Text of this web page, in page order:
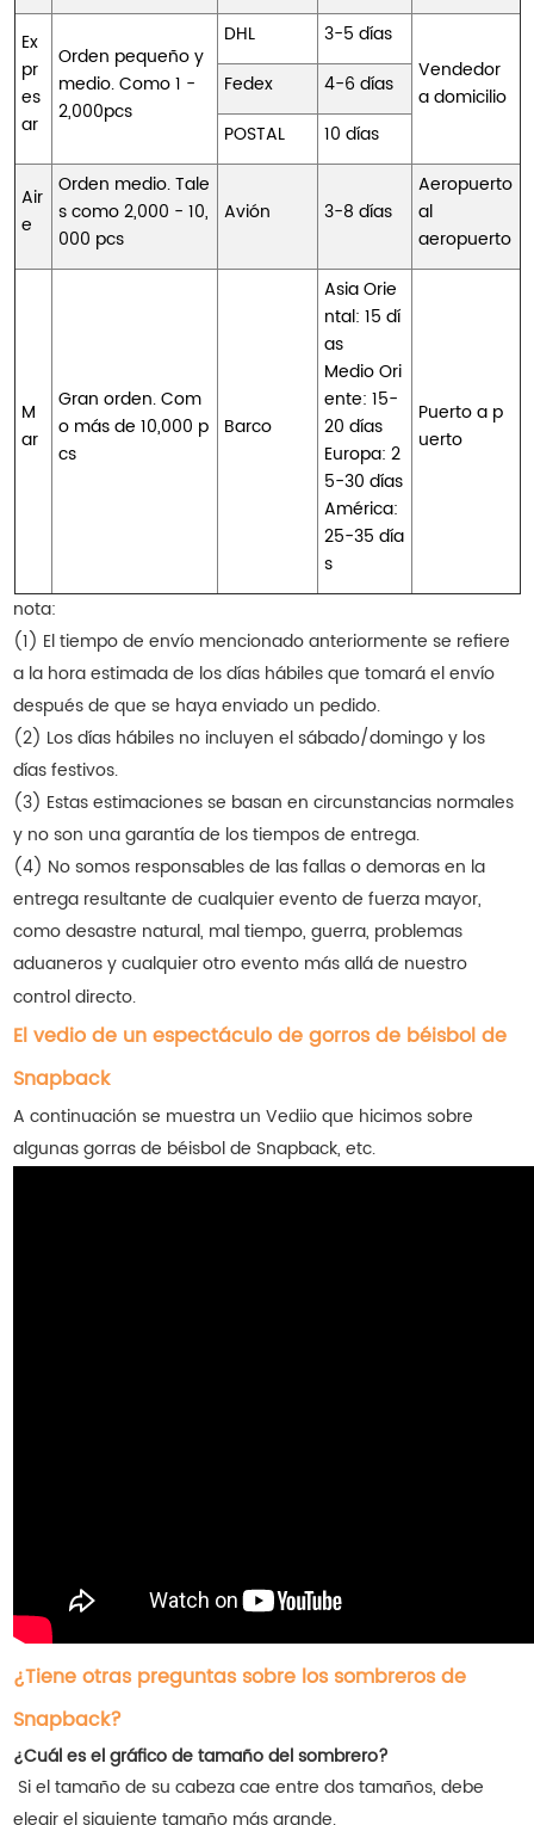
Ex
pr
es
ar
Orden pequeño y
medio. Como 1 -
2,000pcs
DHL
3-5 días
Vendedor
a domicilio
Fedex
4-6 días
POSTAL
10 días
Air
e
Orden medio. Tale
s como 2,000 - 10,
000 pcs
Avión 3-8 días
Aeropuerto
al
aeropuerto
M
ar
Gran orden. Com
o más de 10,000 p
cs
Barco
Asia Orie
ntal: 15 dí
as
Medio Ori
ente: 15-
20 días
Europa: 2
5-30 días
América:
25-35 día
s
Puerto a p
uerto
nota:
(1) El tiempo de envío mencionado anteriormente se refiere
a la hora estimada de los días hábiles que tomará el envío
después de que se haya enviado un pedido.
(2) Los días hábiles no incluyen el sábado/domingo y los
días festivos.
(3) Estas estimaciones se basan en circunstancias normales
y no son una garantía de los tiempos de entrega.
(4) No somos responsables de las fallas o demoras en la
entrega resultante de cualquier evento de fuerza mayor,
como desastre natural, mal tiempo, guerra, problemas
aduaneros y cualquier otro evento más allá de nuestro
control directo.
El vedio de un espectáculo de gorros de béisbol de
Snapback
A continuación se muestra un Vediio que hicimos sobre
algunas gorras de béisbol de Snapback, etc.
¿Tiene otras preguntas sobre los sombreros de
Snapback?
¿Cuál es el gráfico de tamaño del sombrero?
Si el tamaño de su cabeza cae entre dos tamaños, debe